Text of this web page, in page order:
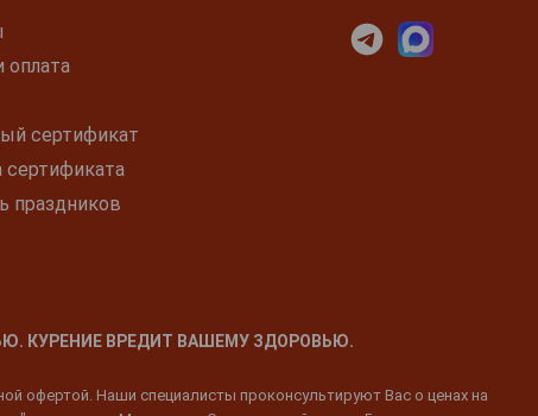
оплата
сертификат
сертификата
праздников
КУРЕНИЕ ВРЕДИТ ВАШЕМУ ЗДОРОВЬЮ.
офертой. Наши специалисты проконсультируют Вас о ценах на